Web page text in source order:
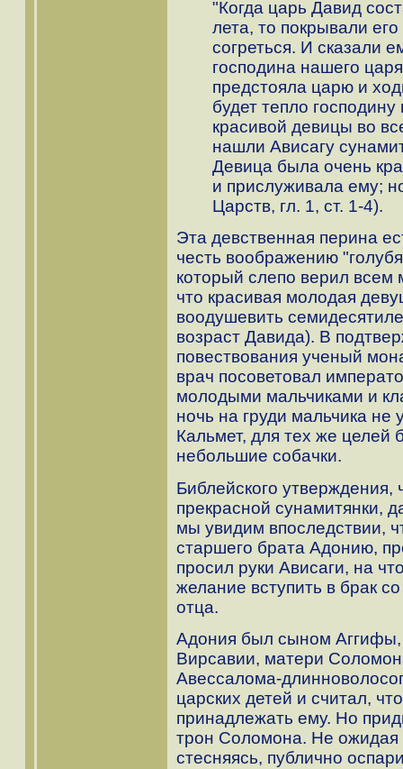
"Когда царь Давид
лета, то покрывали
согреться. И сказали
господина нашего
предстояла царю и
будет тепло
красивой девицы во
нашли Ависагу
Девица была очень
и прислуживала ему;
Царств, гл. 1, ст. 1-4).
Эта девственная перина
честь воображению
который слепо верил
что красивая молодая
воодушевить
возраст Давида). В
повествования ученый
врач посоветовал
молодыми мальчиками и
ночь на груди мальчика
Кальмет, для тех же
небольшие собачки.
Библейского утверждения,
прекрасной сунамитянки,
мы увидим впоследствии,
старшего брата Адонию,
просил руки Ависаги, на
желание вступить в брак
отца.
Адония был сыном Аггифы,
Вирсавии, матери
Авессалома-
царских детей и считал,
принадлежать ему. Но
трон Соломона. Не ожидая
стесняясь, публично